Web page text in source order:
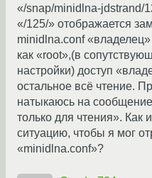
«/snap/minidlna-jdstrand/
«/125/» отображается
minidlna.conf
как «root»,(в
настройки) доступ
остальное всё чтение.
натыкаюсь на
только для чтения». Как
ситуацию, чтобы я мог
«minidlna.conf»?